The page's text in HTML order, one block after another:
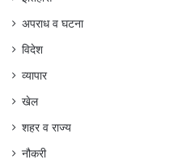
अपराध व घटना
विदेश
व्यापार
खेल
शहर व राज्य
नौकरी